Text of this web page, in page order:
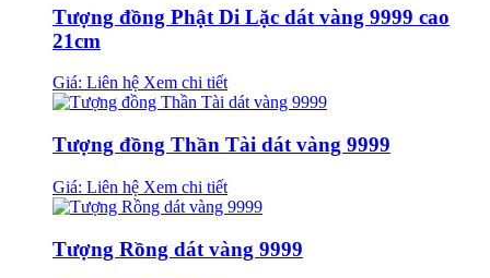
Tượng đồng Phật Di Lặc dát vàng 9999 cao
21cm
Giá: Liên hệ Xem chi tiết
Tượng đồng Thần Tài dát vàng 9999
Giá: Liên hệ Xem chi tiết
Tượng Rồng dát vàng 9999